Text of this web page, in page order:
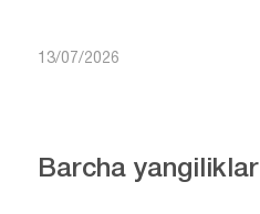
13/07/2026
Barcha yangiliklar